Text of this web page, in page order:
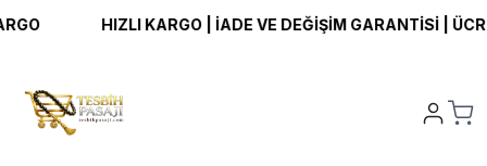
KARGO | İADE VE DEĞİŞİM GARANTİSİ | ÜCRETSİZ KARGO